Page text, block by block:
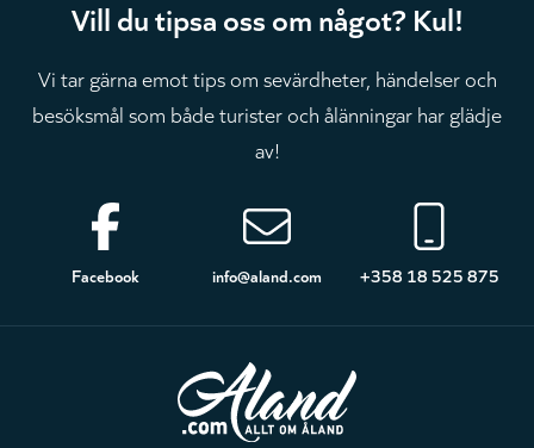
Vill du tipsa oss om något? Kul!
Vi tar gärna emot tips om sevärdheter, händelser och
besöksmål som både turister och ålänningar har glädje
av!
Sidfot
Facebook info@aland.com +358 18 525 875